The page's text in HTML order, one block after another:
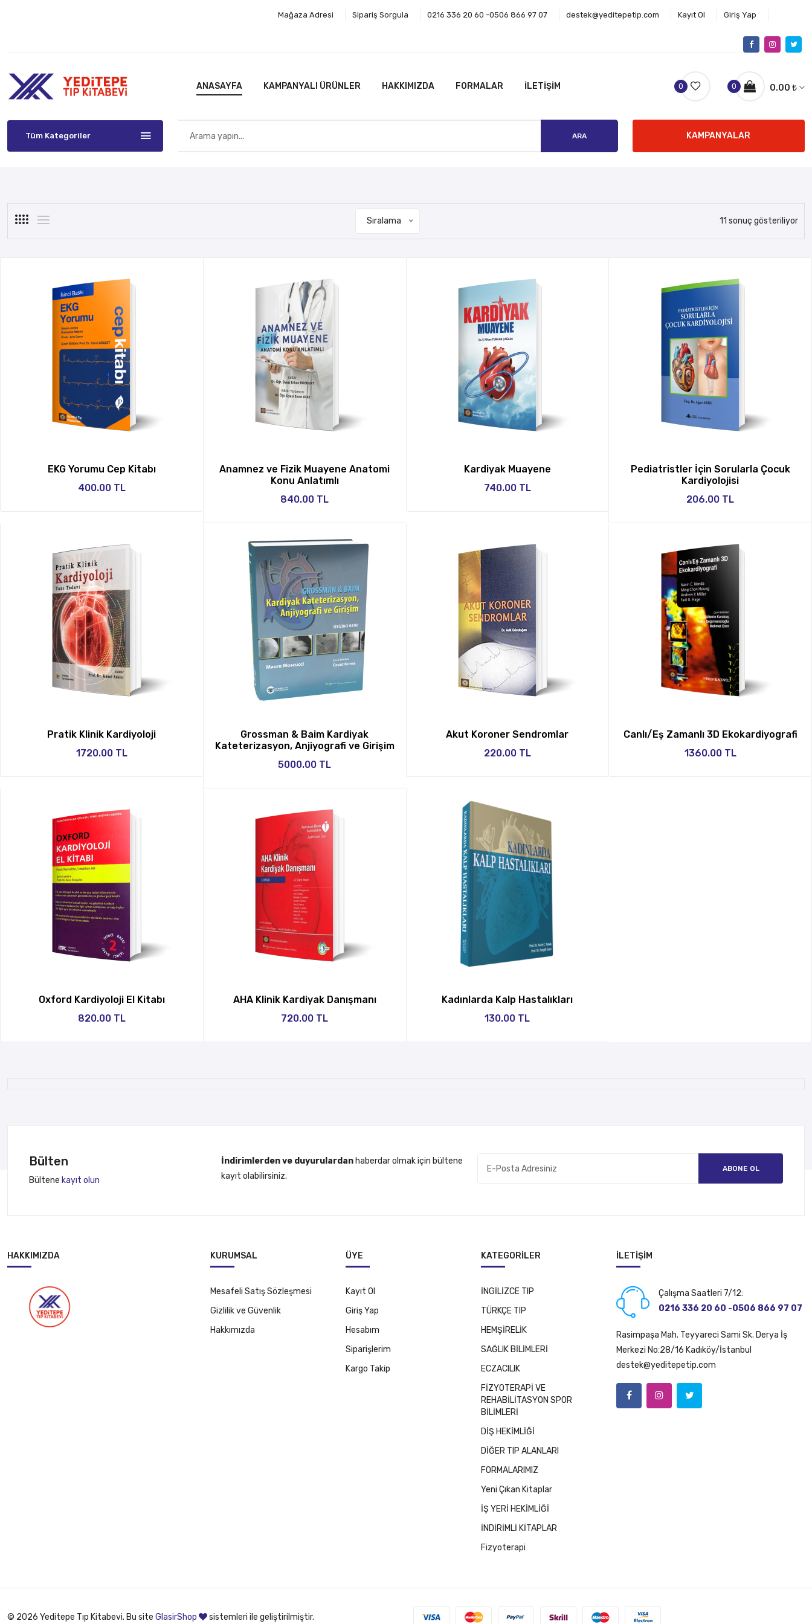
Mağaza Adresi Sipariş Sorgula 0216 336 20 60 -0506 866 97 07 destek@yeditepetip.com Kayıt Ol Giriş Yap
ANASAYFA KAMPANYALI ÜRÜNLER HAKKIMIZDA FORMALAR İLETIŞIM 0 0.00 ₺
0
Tüm Kategoriler ARA KAMPANYALAR
Sıralama 11 sonuç gösteriliyor
EKG Yorumu Cep Kitabı
400.00 TL
Anamnez ve Fizik Muayene Anatomi
Konu Anlatımlı
840.00 TL
Kardiyak Muayene
740.00 TL
Pediatristler İçin Sorularla Çocuk
Kardiyolojisi
206.00 TL
Pratik Klinik Kardiyoloji
1720.00 TL
Grossman & Baim Kardiyak
Kateterizasyon, Anjiyografi ve Girişim
5000.00 TL
Akut Koroner Sendromlar
220.00 TL
Canlı/Eş Zamanlı 3D Ekokardiyografi
1360.00 TL
Oxford Kardiyoloji El Kitabı
820.00 TL
AHA Klinik Kardiyak Danışmanı
720.00 TL
Kadınlarda Kalp Hastalıkları
130.00 TL
Bülten
Bültene kayıt olun
İndirimlerden ve duyurulardan haberdar olmak için bültene
kayıt olabilirsiniz.
ABONE OL
HAKKIMIZDA KURUMSAL
Mesafeli Satış Sözleşmesi
Gizlilik ve Güvenlik
Hakkımızda
ÜYE
Kayıt Ol
Giriş Yap
Hesabım
Siparişlerim
Kargo Takip
KATEGORILER
İNGİLİZCE TIP
TÜRKÇE TIP
HEMŞİRELİK
SAĞLIK BİLİMLERİ
ECZACILIK
FİZYOTERAPİ VE
REHABİLİTASYON SPOR
BİLİMLERİ
DİŞ HEKİMLİĞİ
DİĞER TIP ALANLARI
FORMALARIMIZ
Yeni Çıkan Kitaplar
İŞ YERİ HEKİMLİĞİ
İNDİRİMLİ KİTAPLAR
Fizyoterapi
İLETIŞIM
Çalışma Saatleri 7/12:
0216 336 20 60 -0506 866 97 07
Rasimpaşa Mah. Teyyareci Sami Sk. Derya İş
Merkezi No:28/16 Kadıköy/İstanbul
destek@yeditepetip.com
© 2026 Yeditepe Tıp Kitabevi. Bu site GlasirShop sistemleri ile geliştirilmiştir.